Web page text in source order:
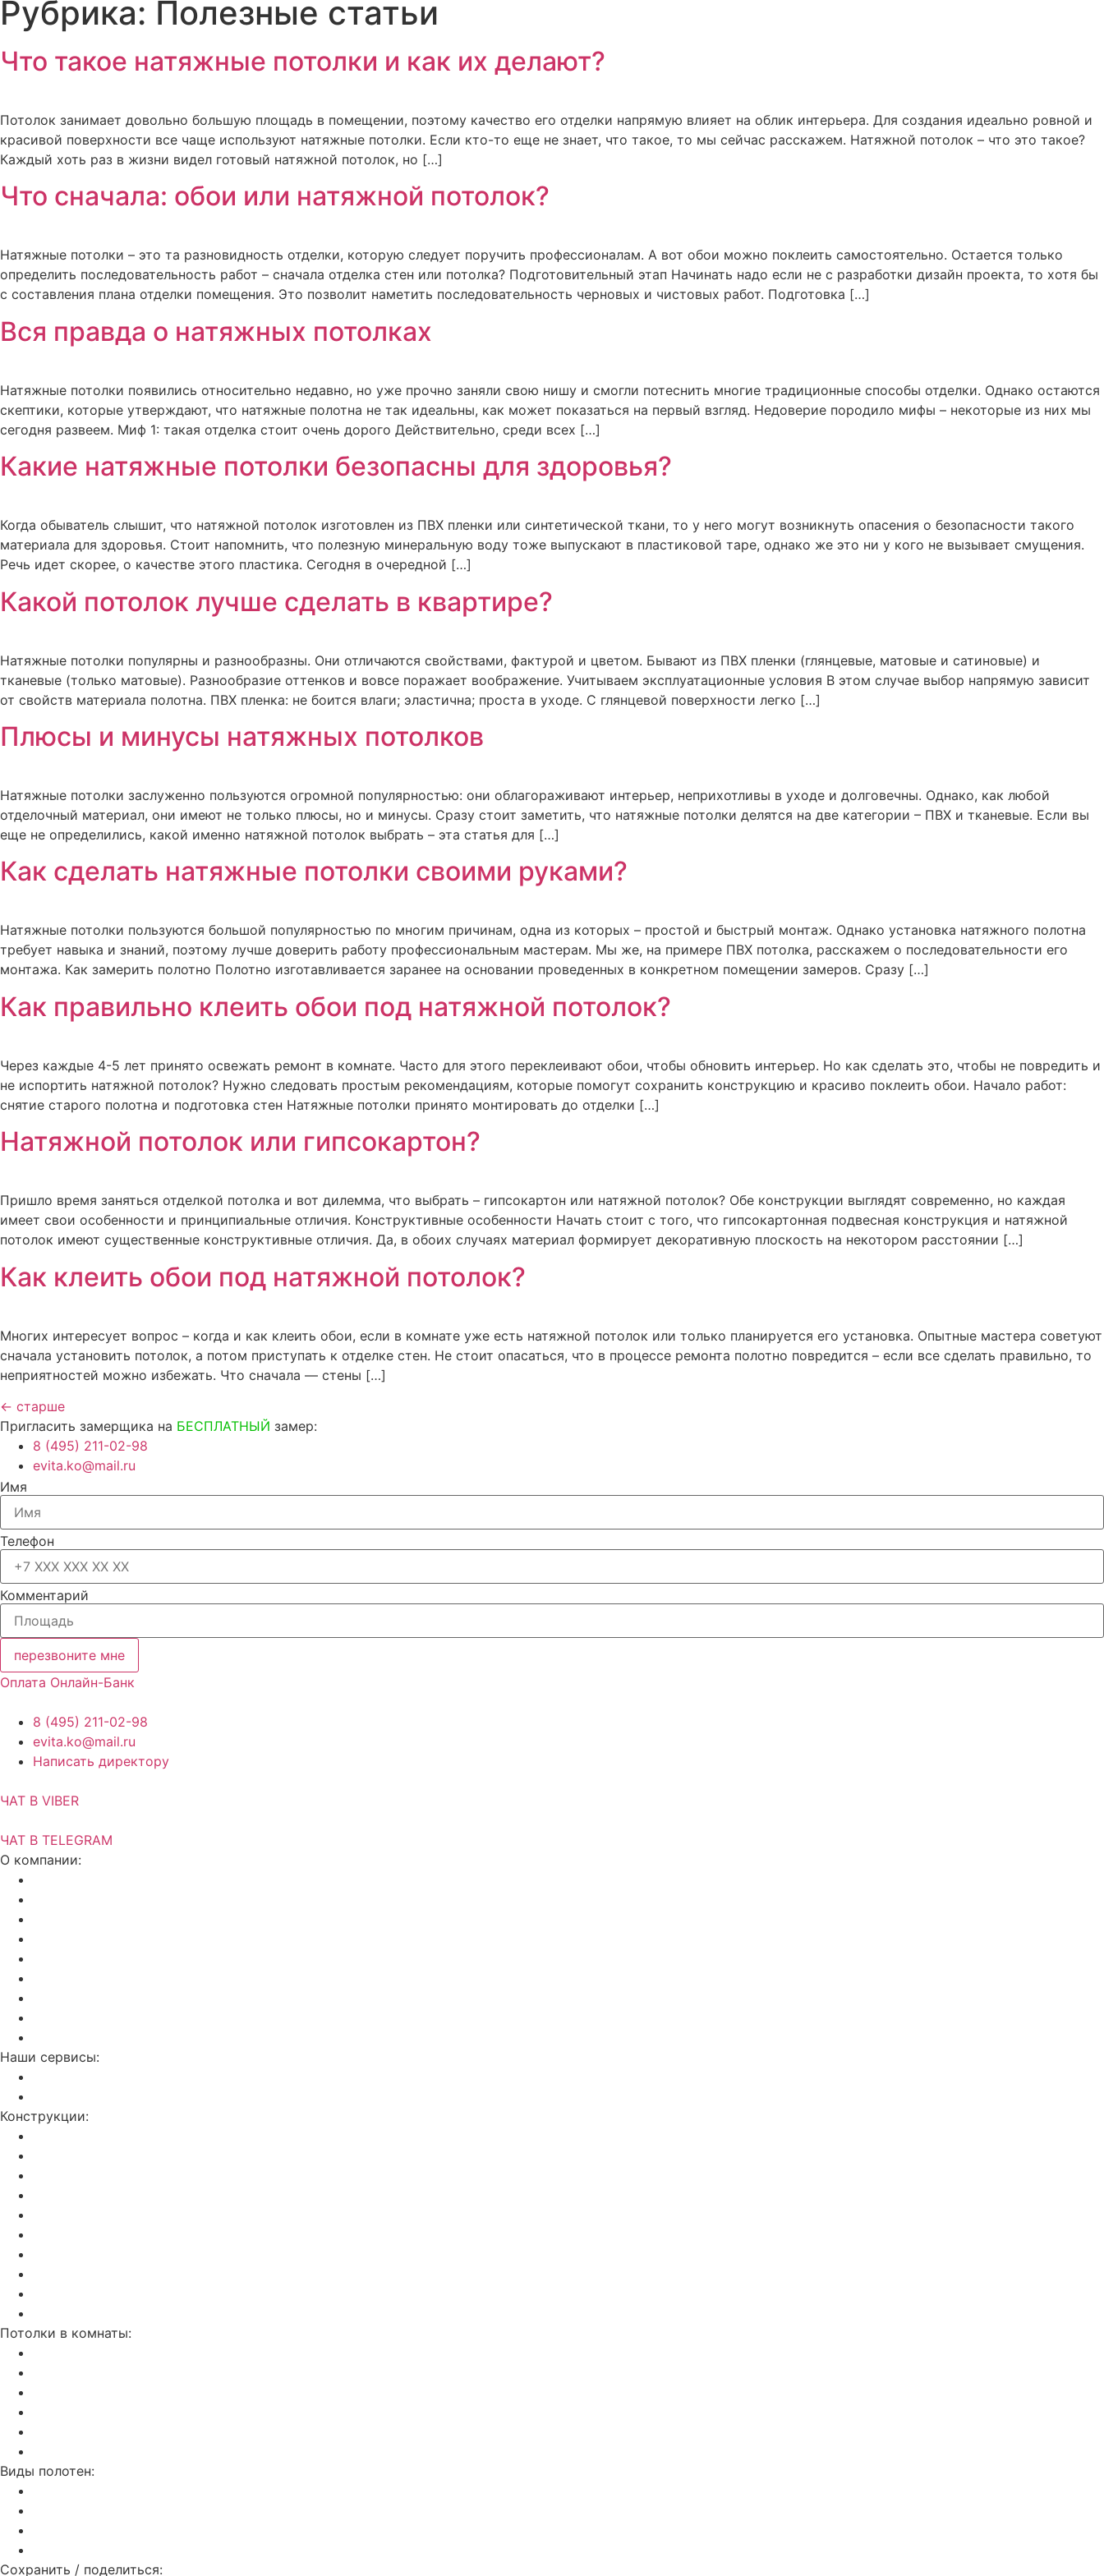
Рубрика: Полезные статьи
Что такое натяжные потолки и как их делают?
Потолок занимает довольно большую площадь в помещении, поэтому качество его отделки напрямую влияет на облик интерьера. Для создания идеально ровной и
красивой поверхности все чаще используют натяжные потолки. Если кто-то еще не знает, что такое, то мы сейчас расскажем. Натяжной потолок – что это такое?
Каждый хоть раз в жизни видел готовый натяжной потолок, но […]
Что сначала: обои или натяжной потолок?
Натяжные потолки – это та разновидность отделки, которую следует поручить профессионалам. А вот обои можно поклеить самостоятельно. Остается только
определить последовательность работ – сначала отделка стен или потолка? Подготовительный этап Начинать надо если не с разработки дизайн проекта, то хотя бы
с составления плана отделки помещения. Это позволит наметить последовательность черновых и чистовых работ. Подготовка […]
Вся правда о натяжных потолках
Натяжные потолки появились относительно недавно, но уже прочно заняли свою нишу и смогли потеснить многие традиционные способы отделки. Однако остаются
скептики, которые утверждают, что натяжные полотна не так идеальны, как может показаться на первый взгляд. Недоверие породило мифы – некоторые из них мы
сегодня развеем. Миф 1: такая отделка стоит очень дорого Действительно, среди всех […]
Какие натяжные потолки безопасны для здоровья?
Когда обыватель слышит, что натяжной потолок изготовлен из ПВХ пленки или синтетической ткани, то у него могут возникнуть опасения о безопасности такого
материала для здоровья. Стоит напомнить, что полезную минеральную воду тоже выпускают в пластиковой таре, однако же это ни у кого не вызывает смущения.
Речь идет скорее, о качестве этого пластика. Сегодня в очередной […]
Какой потолок лучше сделать в квартире?
Натяжные потолки популярны и разнообразны. Они отличаются свойствами, фактурой и цветом. Бывают из ПВХ пленки (глянцевые, матовые и сатиновые) и
тканевые (только матовые). Разнообразие оттенков и вовсе поражает воображение. Учитываем эксплуатационные условия В этом случае выбор напрямую зависит
от свойств материала полотна. ПВХ пленка: не боится влаги; эластична; проста в уходе. С глянцевой поверхности легко […]
Плюсы и минусы натяжных потолков
Натяжные потолки заслуженно пользуются огромной популярностью: они облагораживают интерьер, неприхотливы в уходе и долговечны. Однако, как любой
отделочный материал, они имеют не только плюсы, но и минусы. Сразу стоит заметить, что натяжные потолки делятся на две категории – ПВХ и тканевые. Если вы
еще не определились, какой именно натяжной потолок выбрать – эта статья для […]
Как сделать натяжные потолки своими руками?
Натяжные потолки пользуются большой популярностью по многим причинам, одна из которых – простой и быстрый монтаж. Однако установка натяжного полотна
требует навыка и знаний, поэтому лучше доверить работу профессиональным мастерам. Мы же, на примере ПВХ потолка, расскажем о последовательности его
монтажа. Как замерить полотно Полотно изготавливается заранее на основании проведенных в конкретном помещении замеров. Сразу […]
Как правильно клеить обои под натяжной потолок?
Через каждые 4-5 лет принято освежать ремонт в комнате. Часто для этого переклеивают обои, чтобы обновить интерьер. Но как сделать это, чтобы не повредить и
не испортить натяжной потолок? Нужно следовать простым рекомендациям, которые помогут сохранить конструкцию и красиво поклеить обои. Начало работ:
снятие старого полотна и подготовка стен Натяжные потолки принято монтировать до отделки […]
Натяжной потолок или гипсокартон?
Пришло время заняться отделкой потолка и вот дилемма, что выбрать – гипсокартон или натяжной потолок? Обе конструкции выглядят современно, но каждая
имеет свои особенности и принципиальные отличия. Конструктивные особенности Начать стоит с того, что гипсокартонная подвесная конструкция и натяжной
потолок имеют существенные конструктивные отличия. Да, в обоих случаях материал формирует декоративную плоскость на некотором расстоянии […]
Как клеить обои под натяжной потолок?
Многих интересует вопрос – когда и как клеить обои, если в комнате уже есть натяжной потолок или только планируется его установка. Опытные мастера советуют
сначала установить потолок, а потом приступать к отделке стен. Не стоит опасаться, что в процессе ремонта полотно повредится – если все сделать правильно, то
неприятностей можно избежать. Что сначала — стены […]
← старше
Пригласить замерщика на БЕСПЛАТНЫЙ замер:
8 (495) 211-02-98
evita.ko@mail.ru
Имя
Телефон
Комментарий
перезвоните мне
Оплата Онлайн-Банк
8 (495) 211-02-98
evita.ko@mail.ru
Написать директору
ЧАТ В VIBER
ЧАТ В TELEGRAM
О компании:
Наши сервисы:
Конструкции:
Потолки в комнаты:
Виды полотен:
Сохранить / поделиться: